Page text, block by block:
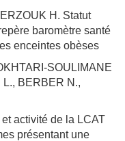
H. Statut
baromètre santé
enceintes obèses
SOULIMANE
L., BERBER N.,
activité de la LCAT
présentant une